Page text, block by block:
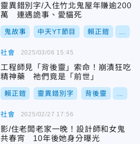
靈異錯別字/入住竹北鬼屋年賺逾200
萬 連遇詭事、愛貓死
鬼故事 中天YT節目 賴正鎧
社會
工程師見「背後靈」索命！崩潰狂吃
精神藥 祂們竟是「前世」
賴正鎧 靈異錯別字 背後靈
2025/03/06 15:45
社會
影/住老闆老家一晚！設計師和女鬼
共春宵 10年後她身分曝光
2025/02/27 17:56